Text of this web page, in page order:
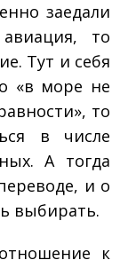
заедали
то
Тут и себя
«в море не
то
в числе
А тогда
и о
выбирать.
к